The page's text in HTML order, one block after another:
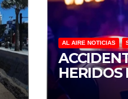
AL AIRE NOTICIAS
HERIDOS